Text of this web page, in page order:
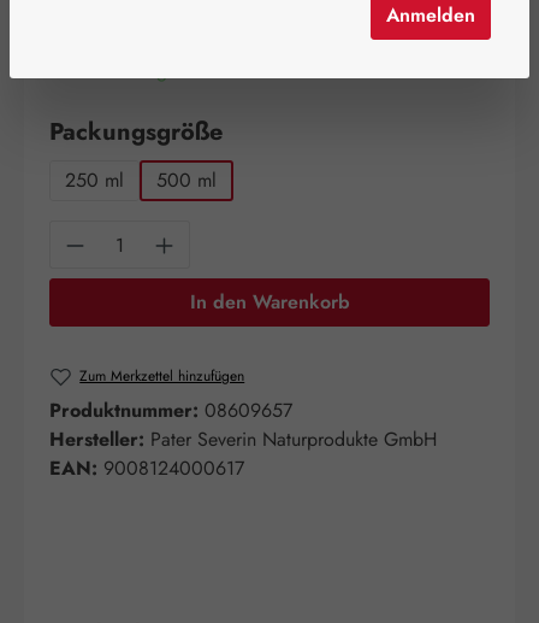
Packungsgrößeauswählen
250 ml 500 ml
Produkt Anzahl: Gib den gewünschten
In den Warenkorb
Zum Merkzettel hinzufügen
Produktnummer: 08609657
Hersteller: Pater Severin Naturprodukte GmbH
EAN: 9008124000617
Anmelden